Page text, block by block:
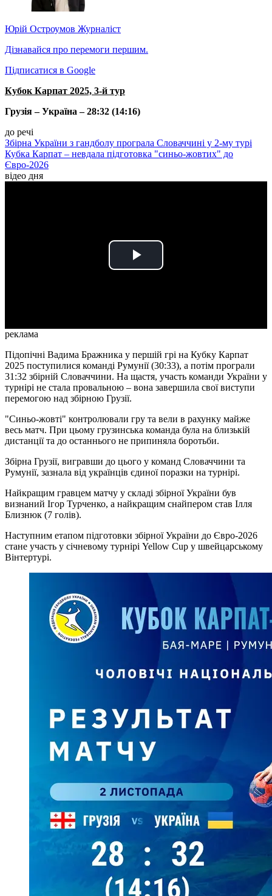
Юрій Остроумов Журналіст
Дізнавайся про перемоги першим.
Підписатися в Google
Кубок Карпат 2025, 3-й тур
Грузія – Україна – 28:32 (14:16)
до речі
Збірна України з гандболу програла Словаччині у 2-му турі
Кубка Карпат – невдала підготовка "синьо-жовтих" до
Євро-2026
відео дня
Play
реклама
Підопічні Вадима Бражника у першій грі на Кубку Карпат
2025 поступилися команді Румунії (30:33), а потім програли
31:32 збірній Словаччини. На щастя, участь команди України у
турнірі не стала провальною – вона завершила свої виступи
перемогою над збірною Грузії.
"Синьо-жовті" контролювали гру та вели в рахунку майже
весь матч. При цьому грузинська команда була на близькій
дистанції та до останнього не припиняла боротьби.
Збірна Грузії, вигравши до цього у команд Словаччини та
Румунії, зазнала від українців єдиної поразки на турнірі.
Найкращим гравцем матчу у складі збірної України був
визнаний Ігор Турченко, а найкращим снайпером став Ілля
Близнюк (7 голів).
Наступним етапом підготовки збірної України до Євро-2026
стане участь у січневому турнірі Yellow Cup у швейцарському
Вінтертурі.